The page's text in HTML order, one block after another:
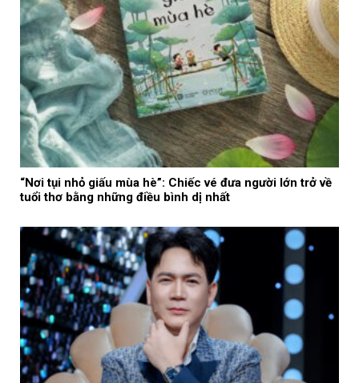
“Nơi tụi nhỏ giấu mùa hè”: Chiếc vé đưa người lớn trở về
tuổi thơ bằng những điều bình dị nhất